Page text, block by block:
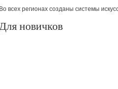
Во всех регионах созданы системы
новичков